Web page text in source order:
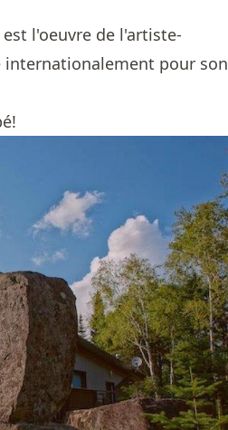
l'oeuvre de l'artiste-
internationalement pour son